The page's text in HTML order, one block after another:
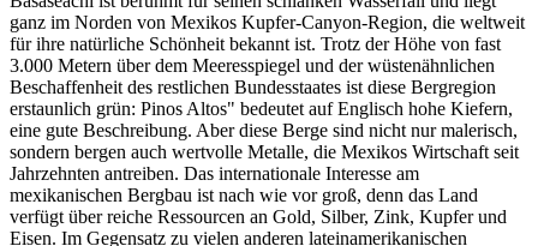
ganz im Norden von Mexikos Kupfer-Canyon-Region, die weltweit
für ihre natürliche Schönheit bekannt ist. Trotz der Höhe von fast
3.000 Metern über dem Meeresspiegel und der wüstenähnlichen
Beschaffenheit des restlichen Bundesstaates ist diese Bergregion
erstaunlich grün: Pinos Altos" bedeutet auf Englisch hohe Kiefern,
eine gute Beschreibung. Aber diese Berge sind nicht nur malerisch,
sondern bergen auch wertvolle Metalle, die Mexikos Wirtschaft seit
Jahrzehnten antreiben. Das internationale Interesse am
mexikanischen Bergbau ist nach wie vor groß, denn das Land
verfügt über reiche Ressourcen an Gold, Silber, Zink, Kupfer und
Eisen. Im Gegensatz zu vielen anderen lateinamerikanischen